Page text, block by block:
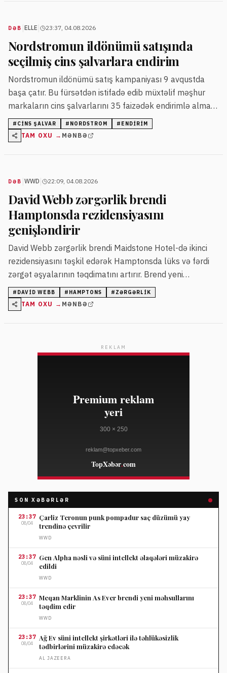
DƏB ELLE 23:37, 04.08.2026
Nordstromun ildönümü satışında
seçilmiş cins şalvarlara endirim
Nordstromun ildönümü satış kampaniyası 9 avqustda
başa çatır. Bu fürsətdən istifadə edib müxtəlif məşhur
markaların cins şalvarlarını 35 faizədək endirimlə almaq
mümkündür.
# CINS ŞALVAR # NORDSTROM # ENDIRIM
TAM OXU → MƏNBƏ
DƏB WWD 22:09, 04.08.2026
David Webb zərgərlik brendi
Hamptonsda rezidensiyasını
genişləndirir
David Webb zərgərlik brendi Maidstone Hotel-də ikinci
rezidensiyasını təşkil edərək Hamptonsda lüks və fərdi
zərgət əşyalarının təqdimatını artırır. Brend yeni
müştərilər üçün kəşf və şəxsi təcrübə imkanları yaradır.
# DAVID WEBB # HAMPTONS # ZƏRGƏRLIK
TAM OXU → MƏNBƏ
REKLAM
SON XƏBƏRLƏR
23:37
08/04
Çarliz Teronun punk pompadur saç düzümü yay
trendinə çevrilir
WWD
23:37
08/04
Gen Alpha nəsli və süni intellekt əlaqələri müzakirə
edildi
WWD
23:37
08/04
Meqan Marklinin As Ever brendi yeni məhsullarını
təqdim edir
WWD
23:37
08/04
Ağ Ev süni intellekt şirkətləri ilə təhlükəsizlik
tədbirlərini müzakirə edəcək
AL JAZEERA